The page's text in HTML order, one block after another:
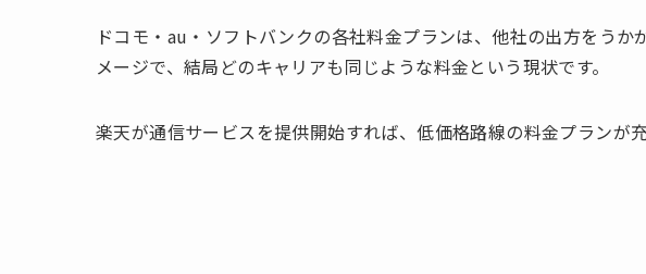
ドコモ・au・ソフトバンクの各社料金プランは、他社の出方をう
メージで、結局どのキャリアも同じような料金という現状です。
楽天が通信サービスを提供開始すれば、低価格路線の料金プランが